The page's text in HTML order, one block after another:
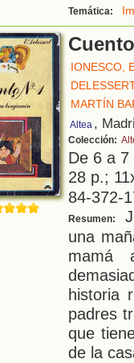
Temática:
IONESCO,
MARTÍN
Altea ,
Colección:
De 6 a
28 p.;
84-372-
Resumen:
una
mamá
historia
padres
que
de la